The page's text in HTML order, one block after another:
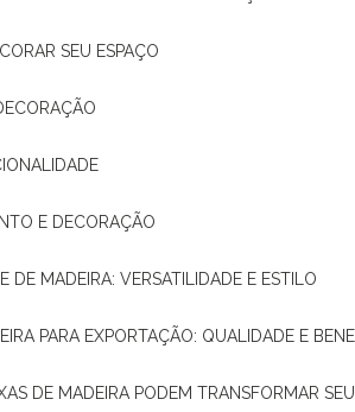
SEU ESPAÇO
E DECORAÇÃO
DE MADEIRA: VERSATILIDADE E ESTILO
PARA EXPORTAÇÃO: QUALIDADE E
DE MADEIRA PODEM TRANSFORMAR